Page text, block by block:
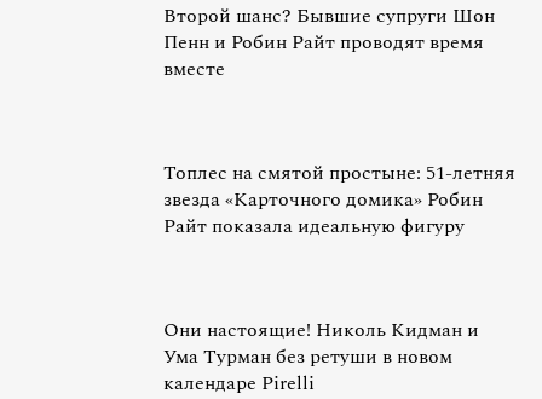
Второй шанс? Бывшие супруги Шон
Пенн и Робин Райт проводят время
вместе
Топлес на смятой простыне: 51-летняя
звезда «Карточного домика» Робин
Райт показала идеальную фигуру
Они настоящие! Николь Кидман и
Ума Турман без ретуши в новом
календаре Pirelli